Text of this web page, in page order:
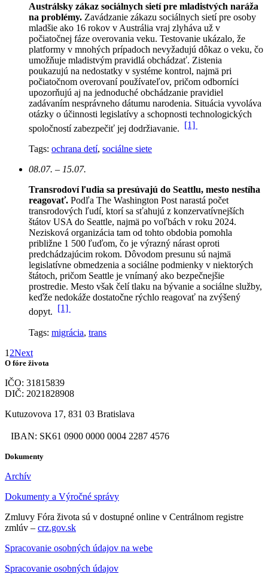
Austrálsky zákaz sociálnych sietí pre mladistvých naráža
na problémy. Zavádzanie zákazu sociálnych sietí pre osoby
mladšie ako 16 rokov v Austrália vraj zlyháva už v
počiatočnej fáze overovania veku. Testovanie ukázalo, že
platformy v mnohých prípadoch nevyžadujú dôkaz o veku, čo
umožňuje mladistvým pravidlá obchádzať. Zistenia
poukazujú na nedostatky v systéme kontrol, najmä pri
počiatočnom overovaní používateľov, pričom odborníci
upozorňujú aj na jednoduché obchádzanie pravidiel
zadávaním nesprávneho dátumu narodenia. Situácia vyvoláva
otázky o účinnosti legislatívy a schopnosti technologických
spoločností zabezpečiť jej dodržiavanie. [1]
Tags: ochrana detí, sociálne siete
08.07. – 15.07.
Transrodoví ľudia sa presúvajú do Seattlu, mesto nestíha
reagovať. Podľa The Washington Post narastá počet
transrodových ľudí, ktorí sa sťahujú z konzervatívnejších
štátov USA do Seattle, najmä po voľbách v roku 2024.
Nezisková organizácia tam od tohto obdobia pomohla
približne 1 500 ľuďom, čo je výrazný nárast oproti
predchádzajúcim rokom. Dôvodom presunu sú najmä
legislatívne obmedzenia a sociálne podmienky v niektorých
štátoch, pričom Seattle je vnímaný ako bezpečnejšie
prostredie. Mesto však čelí tlaku na bývanie a sociálne služby,
keďže nedokáže dostatočne rýchlo reagovať na zvýšený
dopyt. [1]
Tags: migrácia, trans
1 2Next
O fóre života
IČO: 31815839
DIČ: 2021828908
Kutuzovova 17, 831 03 Bratislava
IBAN: SK61 0900 0000 0004 2287 4576
Dokumenty
Archív
Dokumenty a Výročné správy
Zmluvy Fóra života sú v dostupné online v Centrálnom registre
zmlúv – crz.gov.sk
Spracovanie osobných údajov na webe
Spracovanie osobných údajov